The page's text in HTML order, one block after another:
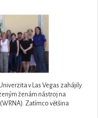
v Las Vegas zahájily
ženám nástroj na
Zatímco většina